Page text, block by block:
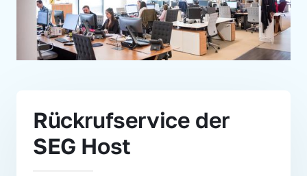
Rückrufservice der
SEG Host